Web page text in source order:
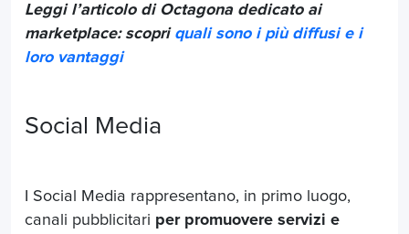
Leggi l’articolo di Octagona dedicato ai
marketplace: scopri quali sono i più diffusi e i
loro vantaggi
Social Media
I Social Media rappresentano, in primo luogo,
canali pubblicitari per promuovere servizi e